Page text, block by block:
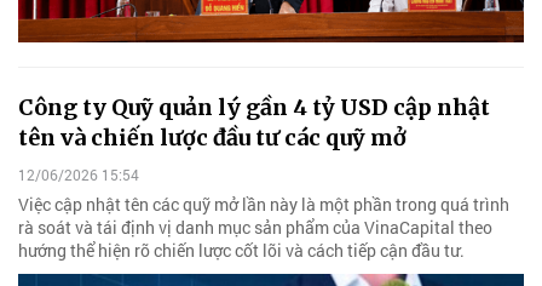
Công ty Quỹ quản lý gần 4 tỷ USD cập nhật
tên và chiến lược đầu tư các quỹ mở
12/06/2026 15:54
Việc cập nhật tên các quỹ mở lần này là một phần trong quá trình
rà soát và tái định vị danh mục sản phẩm của VinaCapital theo
hướng thể hiện rõ chiến lược cốt lõi và cách tiếp cận đầu tư.